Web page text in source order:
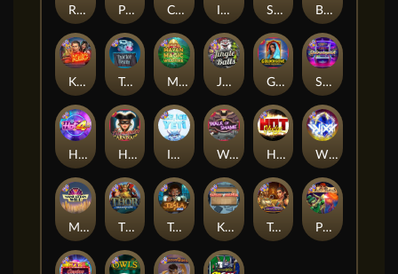
Manhattan Goes Wild
Kiss My Chainsaw Tractor Beam
Hot Nudge
Space Donkey
Starstruck
Poison Eve
Tomb of Nefertiti
Golden Genie And The Walking Wilds
Immortal Fruits
Tesla Jolt
Coins of Fortune
Mayan Magic Wildfire
WiXX
Bonus Bunnies
Hot 4 Cash
Jingle Balls
Harlequin Carnival Walk of Shame
Kitchen Drama: Sushi Mania Pixies vs Pirates
Thor: Hammer Time
Ice Ice Yeti
Remember Gulag